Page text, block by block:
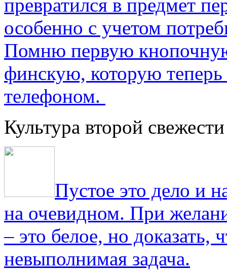
превратился в предмет
особенно с учетом
Помню первую
финскую, которую
телефоном.
Культура второй свежести
Пустое это дело и
на очевидном. При
– это белое, но доказать,
невыполнимая задача.